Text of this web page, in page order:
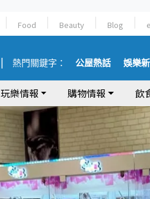
Food Beauty Blog
熱門關鍵字： 公屋熱話 娛樂
玩樂情報 購物情報 飲